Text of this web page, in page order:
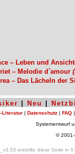
– Leben und
– Melodie d´amour
– Das Lächeln der
Neu
Literatur | Datenschutz | FAQ
Systementwurf
©
erstellte diese Seite in